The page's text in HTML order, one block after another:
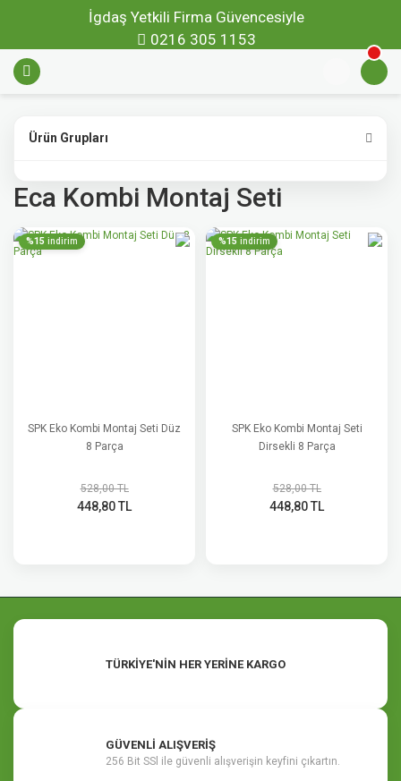
İgdaş Yetkili Firma Güvencesiyle
0216 305 1153
Ürün Grupları
Eca Kombi Montaj Seti
%15 indirim
SPK Eko Kombi Montaj Seti Düz
8 Parça
528,00 TL
448,80 TL
%15 indirim
SPK Eko Kombi Montaj Seti
Dirsekli 8 Parça
528,00 TL
448,80 TL
TÜRKİYE'NİN HER YERİNE KARGO
GÜVENLİ ALIŞVERİŞ
256 Bit SSl ile güvenli alışverişin keyfini çıkartın.